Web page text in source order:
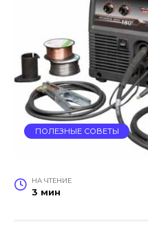
ПОЛЕЗНЫЕ СОВЕТЫ
НА ЧТЕНИЕ
3 мин